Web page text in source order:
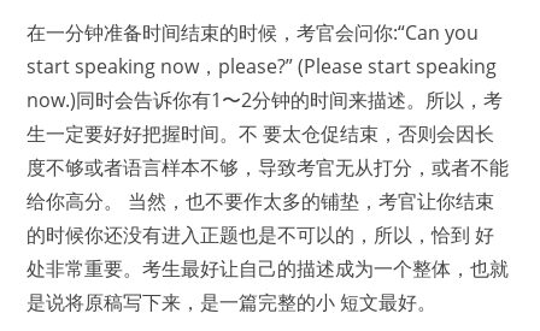
在一分钟准备时间结束的时候，考官会问你:“Can you
start speaking now，please?” (Please start speaking
now.)同时会告诉你有1〜2分钟的时间来描述。所以，考
生一定要好好把握时间。不 要太仓促结束，否则会因长
度不够或者语言样本不够，导致考官无从打分，或者不能
给你高分。 当然，也不要作太多的铺垫，考官让你结束
的时候你还没有进入正题也是不可以的，所以，恰到 好
处非常重要。考生最好让自己的描述成为一个整体，也就
是说将原稿写下来，是一篇完整的小 短文最好。